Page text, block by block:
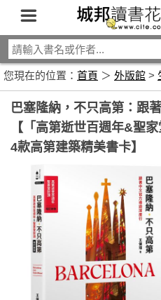
您現在的位置： 首頁 ＞ 外版館 >
巴塞隆納，不只高第：跟
【「高第逝世百週年&聖
4款高第建築精美書卡】